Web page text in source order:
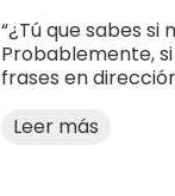
“¿Tú que sabes si
Probablemente,
frases en
Leer más